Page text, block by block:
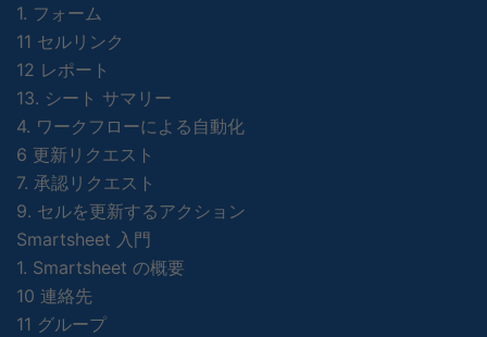
1. フォーム
11 セルリンク
12 レポート
13. シート サマリー
4. ワークフローによる自動化
6 更新リクエスト
7. 承認リクエスト
9. セルを更新するアクション
Smartsheet 入門
1. Smartsheet の概要
10 連絡先
11 グループ